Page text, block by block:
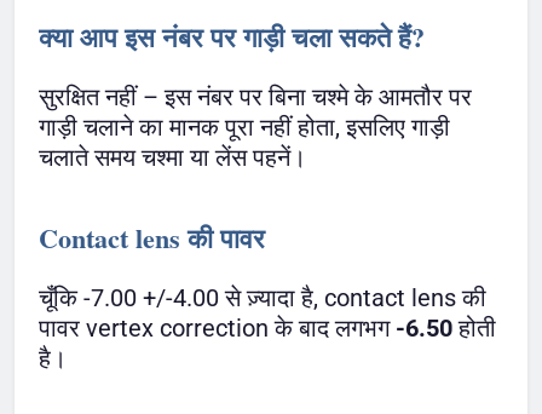
क्या आप इस नंबर पर गाड़ी चला सकते हैं?
सुरक्षित नहीं – इस नंबर पर बिना चश्मे के आमतौर पर
गाड़ी चलाने का मानक पूरा नहीं होता, इसलिए गाड़ी
चलाते समय चश्मा या लेंस पहनें।
Contact lens की पावर
चूँकि -7.00 +/-4.00 से ज़्यादा है, contact lens की
पावर vertex correction के बाद लगभग -6.50होती
है।